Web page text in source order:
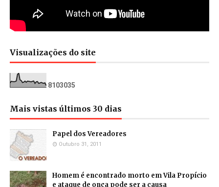
Visualizações do site
81 03035
Mais vistas últimos 30 dias
Papel dos Vereadores
Outubro 31, 2011
Homem é encontrado morto em Vila Propício
e ataque de onça pode ser a causa